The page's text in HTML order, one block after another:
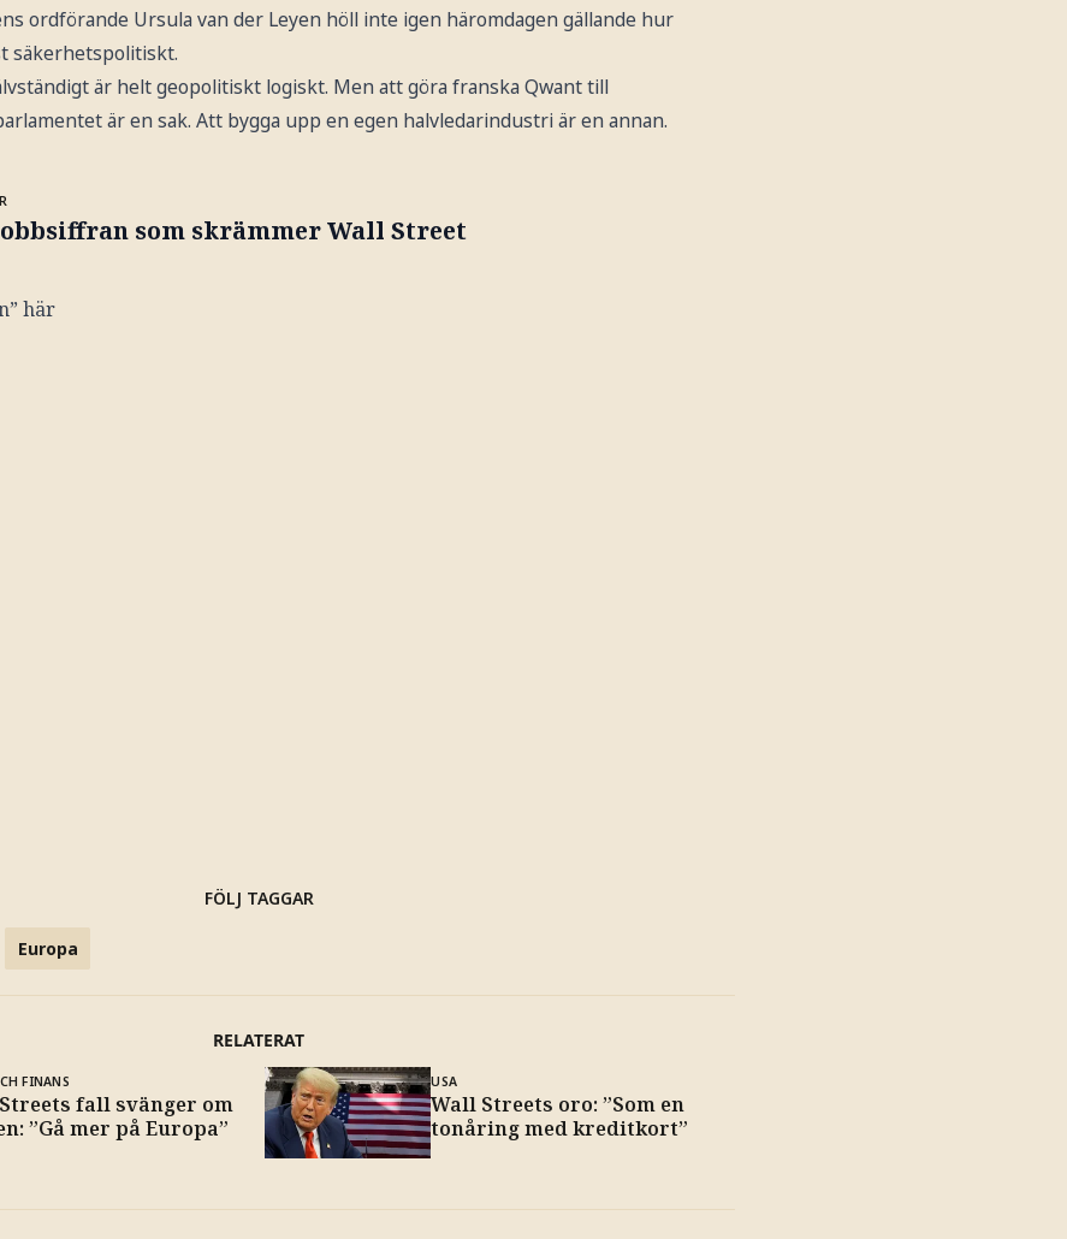
ordförande Ursula van der Leyen höll inte igen häromdagen gällande hur
säkerhetspolitiskt.
är helt geopolitiskt logiskt. Men att göra franska Qwant till
är en sak. Att bygga upp en egen halvledarindustri är en annan.
som skrämmer Wall Street
här
FÖLJ TAGGAR
Europa
RELATERAT
FINANS
fall svänger om
”Gå mer på Europa”
USA
Wall Streets oro: ”Som en
tonåring med kreditkort”